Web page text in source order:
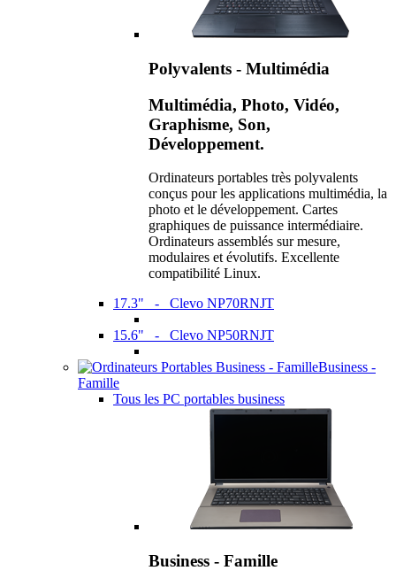
Polyvalents - Multimédia
Multimédia, Photo, Vidéo,
Graphisme, Son,
Développement.
Ordinateurs portables très polyvalents
conçus pour les applications multimédia, la
photo et le développement. Cartes
graphiques de puissance intermédiaire.
Ordinateurs assemblés sur mesure,
modulaires et évolutifs. Excellente
compatibilité Linux.
17.3" - Clevo NP70RNJT
15.6" - Clevo NP50RNJT
Business -
Famille
Tous les PC portables business
Business - Famille